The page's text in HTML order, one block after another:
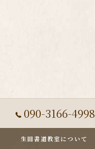
090-3166-4998
生田書道教室について